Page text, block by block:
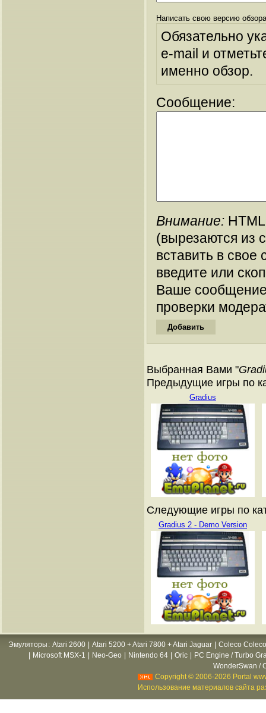
Написать свою версию
Обязательно
e-mail и
именно обзор.
Сообщение:
Внимание:
(вырезаются из
вставить в
введите или
Ваше
проверки
Выбранная Вами "
Предыдущие игры по
Gradius
Следующие игры по
Gradius 2 - Demo Version
Эмуляторы : Atari 2600 Atari 5200 + Atari 7800 + Atari Jaguar
Coleco
Microsoft MSX-1 Neo-Geo Nintendo 64 Oric
PC Engine / Turbo
WonderSwan /
Copyright © 2006-2026 Portal
Использование материалов сайта